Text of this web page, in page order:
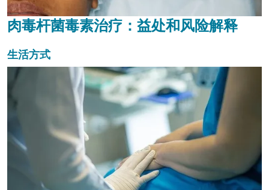
肉毒杆菌毒素治疗：益处和风险解释
生活方式